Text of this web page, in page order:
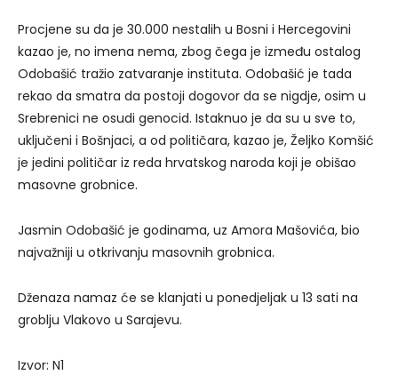
Procjene su da je 30.000 nestalih u Bosni i Hercegovini
kazao je, no imena nema, zbog čega je između ostalog
Odobašić tražio zatvaranje instituta. Odobašić je tada
rekao da smatra da postoji dogovor da se nigdje, osim u
Srebrenici ne osudi genocid. Istaknuo je da su u sve to,
uključeni i Bošnjaci, a od političara, kazao je, Željko Komšić
je jedini političar iz reda hrvatskog naroda koji je obišao
masovne grobnice.
Jasmin Odobašić je godinama, uz Amora Mašovića, bio
najvažniji u otkrivanju masovnih grobnica.
Dženaza namaz će se klanjati u ponedjeljak u 13 sati na
groblju Vlakovo u Sarajevu.
Izvor: N1